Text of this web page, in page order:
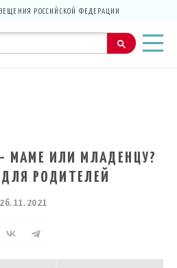
РОССИЙСКОЙ ФЕДЕРАЦИИ
МАМЕ ИЛИ МЛАДЕНЦУ?
РОДИТЕЛЕЙ
26.11.2021